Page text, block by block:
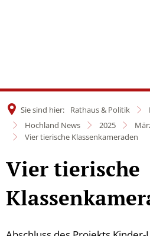
Sie sind hier: Rathaus & Politik
Hochland News
2025
Vier tierische Klassenkameraden
Vier tierische